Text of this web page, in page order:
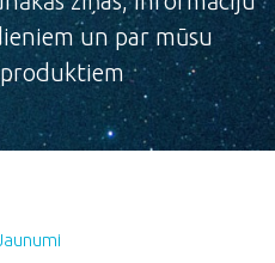
un par mūsu